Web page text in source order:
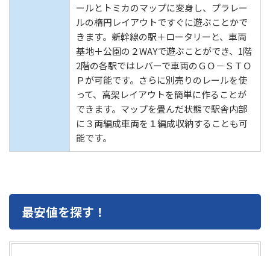
ールとトミカのマップに変身し、プラレー
ルの楕円レイアウトですぐに遊ぶことかで
きます。新幹線の駅＋ロータリーと、車両
基地＋公園の２WAYで遊ぶことができ、1階
2階の各駅ではレバーで車両のＧＯ－ＳＴＯ
Ｐが可能です。さらに別売りのレールを使
って、高架レイアウトを簡単に作ることが
できます。マップを畳んだ状態で駅舎内部
に３両編成車両を１編成収納することも可
能です。
最安値を探す！